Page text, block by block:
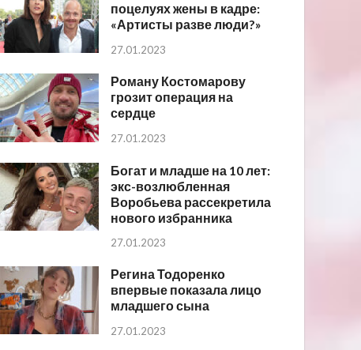
поцелуях жены в кадре:
«Артисты разве люди?»
27.01.2023
Роману Костомарову
грозит операция на
сердце
27.01.2023
Богат и младше на 10 лет:
экс-возлюбленная
Воробьева рассекретила
нового избранника
27.01.2023
Регина Тодоренко
впервые показала лицо
младшего сына
27.01.2023